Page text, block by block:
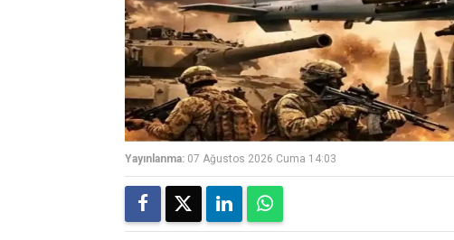
Yayınlanma: 07 Ağustos 2026 Cuma 14:03